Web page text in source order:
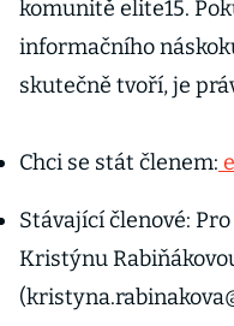
komunitě elite15.
informačního
skutečně tvoří, je
Chci se stát členem:
Stávající členové:
Kristýnu